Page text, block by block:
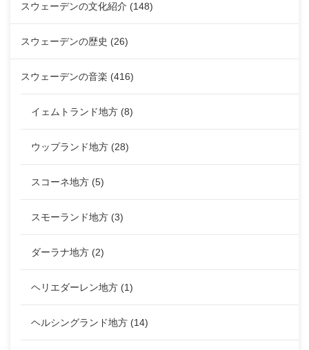
スウェーデンの文化紹介 (148)
スウェーデンの歴史 (26)
スウェーデンの音楽 (416)
イェムトランド地方 (8)
ウップランド地方 (28)
スコーネ地方 (5)
スモーランド地方 (3)
ダーラナ地方 (2)
ヘリエダーレン地方 (1)
ヘルシングランド地方 (14)